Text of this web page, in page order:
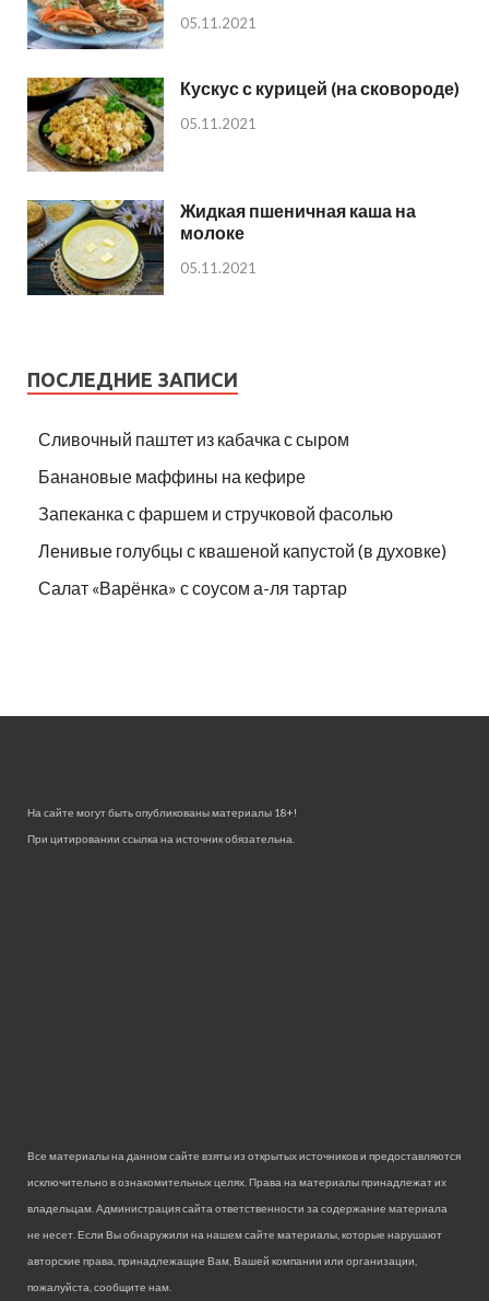
05.11.2021
Кускус с курицей (на сковороде)
05.11.2021
Жидкая пшеничная каша на
молоке
05.11.2021
ПОСЛЕДНИЕ ЗАПИСИ
Сливочный паштет из кабачка с сыром
Банановые маффины на кефире
Запеканка с фаршем и стручковой фасолью
Ленивые голубцы с квашеной капустой (в духовке)
Салат «Варёнка» с соусом а-ля тартар
На сайте могут быть опубликованы материалы 18+!
При цитировании ссылка на источник обязательна.
Все материалы на данном сайте взяты из открытых источников и предоставляются
исключительно в ознакомительных целях. Права на материалы принадлежат их
владельцам. Администрация сайта ответственности за содержание материала
не несет. Если Вы обнаружили на нашем сайте материалы, которые нарушают
авторские права, принадлежащие Вам, Вашей компании или организации,
пожалуйста, сообщите нам.